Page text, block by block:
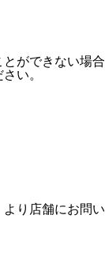
ができない場合
い。
り店舗にお問い